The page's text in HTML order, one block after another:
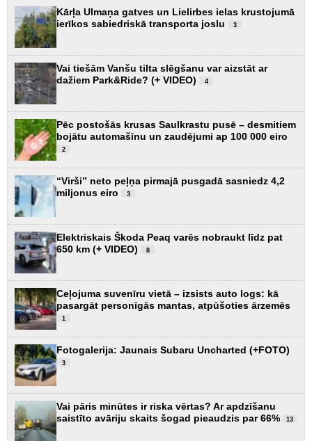
Kārļa Ulmaņa gatves un Lielirbes ielas krustojumā
ierīkos sabiedriskā transporta joslu
3
Vai tiešām Vanšu tilta slēgšanu var aizstāt ar
dažiem Park&Ride? (+ VIDEO)
4
Pēc postošās krusas Saulkrastu pusē – desmitiem
bojātu automašīnu un zaudējumi ap 100 000 eiro
2
“Virši” neto peļņa pirmajā pusgadā sasniedz 4,2
miljonus eiro
3
Elektriskais Škoda Peaq varēs nobraukt līdz pat
650 km (+ VIDEO)
8
Ceļojuma suvenīru vietā – izsists auto logs: kā
pasargāt personīgās mantas, atpūšoties ārzemēs
1
Fotogalerija: Jaunais Subaru Uncharted (+FOTO)
3
Vai pāris minūtes ir riska vērtas? Ar apdzīšanu
saistīto avāriju skaits šogad pieaudzis par 66%
13